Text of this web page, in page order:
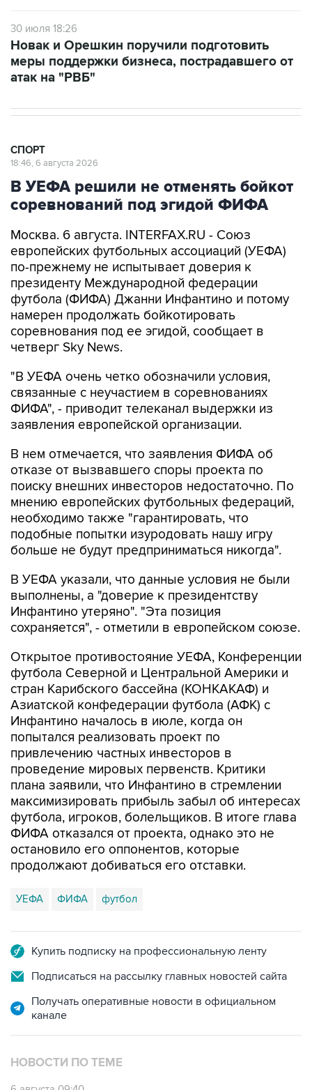
30 июля 18:26
Новак и Орешкин поручили подготовить
меры поддержки бизнеса, пострадавшего от
атак на "РВБ"
СПОРТ
18:46, 6 августа 2026
В УЕФА решили не отменять бойкот
соревнований под эгидой ФИФА
Москва. 6 августа. INTERFAX.RU - Союз
европейских футбольных ассоциаций (УЕФА)
по-прежнему не испытывает доверия к
президенту Международной федерации
футбола (ФИФА) Джанни Инфантино и потому
намерен продолжать бойкотировать
соревнования под ее эгидой, сообщает в
четверг Sky News.
"В УЕФА очень четко обозначили условия,
связанные с неучастием в соревнованиях
ФИФА", - приводит телеканал выдержки из
заявления европейской организации.
В нем отмечается, что заявления ФИФА об
отказе от вызвавшего споры проекта по
поиску внешних инвесторов недостаточно. По
мнению европейских футбольных федераций,
необходимо также "гарантировать, что
подобные попытки изуродовать нашу игру
больше не будут предприниматься никогда".
В УЕФА указали, что данные условия не были
выполнены, а "доверие к президентству
Инфантино утеряно". "Эта позиция
сохраняется", - отметили в европейском союзе.
Открытое противостояние УЕФА, Конференции
футбола Северной и Центральной Америки и
стран Карибского бассейна (КОНКАКАФ) и
Азиатской конфедерации футбола (АФК) с
Инфантино началось в июле, когда он
попытался реализовать проект по
привлечению частных инвесторов в
проведение мировых первенств. Критики
плана заявили, что Инфантино в стремлении
максимизировать прибыль забыл об интересах
футбола, игроков, болельщиков. В итоге глава
ФИФА отказался от проекта, однако это не
остановило его оппонентов, которые
продолжают добиваться его отставки.
УЕФА ФИФА футбол
Купить подписку на профессиональную ленту
Подписаться на рассылку главных новостей сайта
Получать оперативные новости в официальном
канале
НОВОСТИ ПО ТЕМЕ